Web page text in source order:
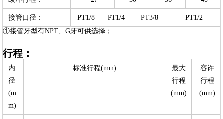
接管口径： PT1/8 PT1/4 PT3/8
PT1/2
①接管牙型有NPT、G牙可供选择；
行程：
内
径
(m
m)
标准行程(mm)
最大
行程
(mm)
容许
行程
(mm)